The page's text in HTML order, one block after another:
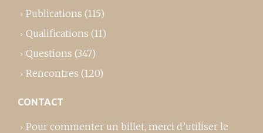
Publications (115)
Qualifications (11)
Questions (347)
Rencontres (120)
CONTACT
Pour commenter un billet, merci d’utiliser le